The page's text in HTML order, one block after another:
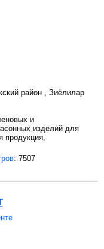
район , Зиёлилар
и
изделий для
продукция,
: 7507